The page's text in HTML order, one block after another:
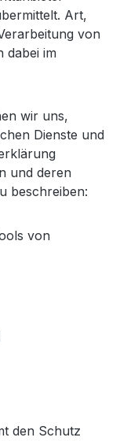
Art,
von
dabei im
wir uns,
Dienste und
und deren
beschreiben:
von
den Schutz